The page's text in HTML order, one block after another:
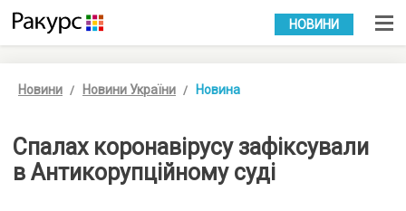
УКР РУС
НОВИНИ
Новини Новини України Новина
Спалах коронавірусу зафіксували
в Антикорупційному суді